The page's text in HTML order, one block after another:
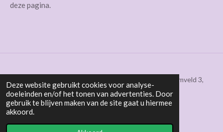
Deze website gebruikt cookies voor analyse-
doeleinden en/of het tonen van advertenties. Door
gebruik te blijven maken van de site gaat u hiermee
akkoord.
deze pagina.
| Zonnebloemveld 3,
6641 TA Beuningen
Algemene voorwaarden Marnei